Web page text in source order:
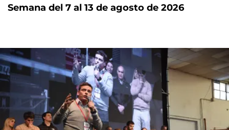
Semana del 7 al 13 de agosto de 2026